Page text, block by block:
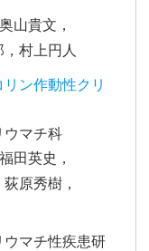
山貴文，
村上円人
ン作動性クリ
ウマチ科
田英史，
原秀樹，
マチ性疾患研